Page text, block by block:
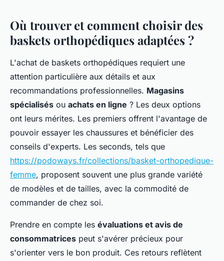
Où trouver et comment choisir des
baskets orthopédiques adaptées ?
L'achat de baskets orthopédiques requiert une
attention particulière aux détails et aux
recommandations professionnelles. Magasins
spécialisés ou achats en ligne ? Les deux options
ont leurs mérites. Les premiers offrent l'avantage de
pouvoir essayer les chaussures et bénéficier des
conseils d'experts. Les seconds, tels que
https://podoways.fr/collections/basket-orthopedique-
femme, proposent souvent une plus grande variété
de modèles et de tailles, avec la commodité de
commander de chez soi.
Prendre en compte les évaluations et avis de
consommatrices peut s'avérer précieux pour
s'orienter vers le bon produit. Ces retours reflètent